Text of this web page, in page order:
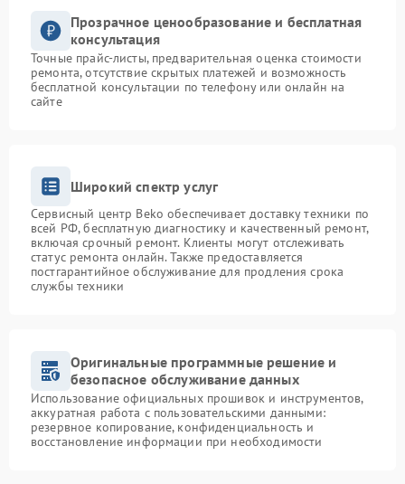
Прозрачное ценообразование и бесплатная
консультация
Точные прайс-листы, предварительная оценка стоимости
ремонта, отсутствие скрытых платежей и возможность
бесплатной консультации по телефону или онлайн на
сайте
Широкий спектр услуг
Сервисный центр Beko обеспечивает доставку техники по
всей РФ, бесплатную диагностику и качественный ремонт,
включая срочный ремонт. Клиенты могут отслеживать
статус ремонта онлайн. Также предоставляется
постгарантийное обслуживание для продления срока
службы техники
Оригинальные программные решение и
безопасное обслуживание данных
Использование официальных прошивок и инструментов,
аккуратная работа с пользовательскими данными:
резервное копирование, конфиденциальность и
восстановление информации при необходимости